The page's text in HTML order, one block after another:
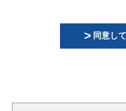
同意し